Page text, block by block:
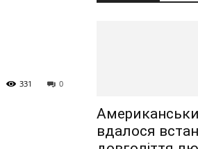
0
331
вдалося